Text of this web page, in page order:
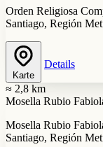
Orden Religiosa
Santiago, Región
Karte
Details
≈ 2,8 km
Mosella Rubio
Mosella Rubio
Santiago, Región